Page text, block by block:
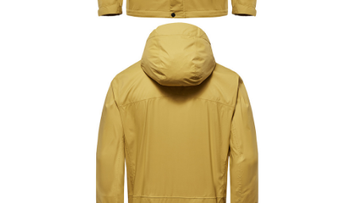
５．嚴禁一人註冊多個帳號或使用他人資訊註冊。若發現惡意使用之情形，
恩沛科技股份有限公司將有權停止該用戶之使用額度並採取法律行動。